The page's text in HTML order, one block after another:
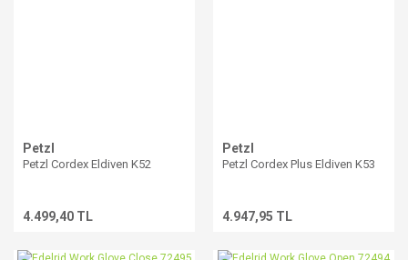
Petzl
Petzl Cordex Eldiven K52
4.499,40 TL
Petzl
Petzl Cordex Plus Eldiven K53
4.947,95 TL